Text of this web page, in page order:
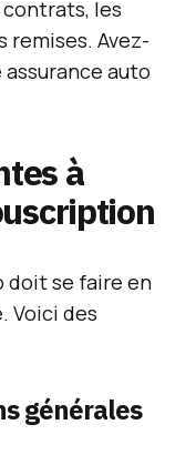
les
remises. Avez-
auto
à
doit se faire en
Voici des
générales